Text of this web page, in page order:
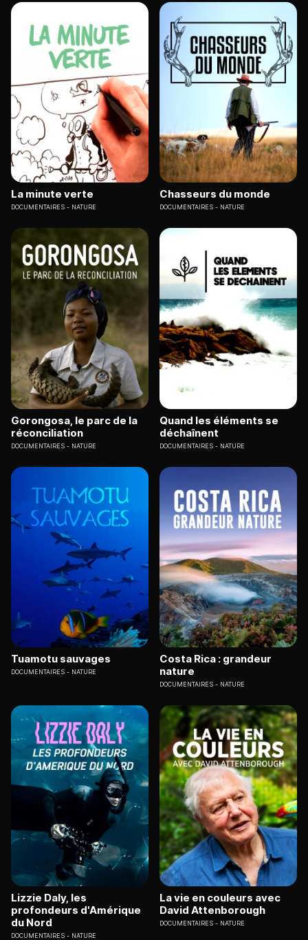
La minute verte
DOCUMENTAIRES NATURE
Chasseurs du monde
DOCUMENTAIRES NATURE
Gorongosa, le parc de la
réconciliation
DOCUMENTAIRES NATURE
Quand les éléments se
déchaînent
DOCUMENTAIRES NATURE
Tuamotu sauvages
DOCUMENTAIRES NATURE
Costa Rica : grandeur
nature
DOCUMENTAIRES NATURE
Lizzie Daly, les
profondeurs d'Amérique
du Nord
DOCUMENTAIRES NATURE
La vie en couleurs avec
David Attenborough
DOCUMENTAIRES NATURE